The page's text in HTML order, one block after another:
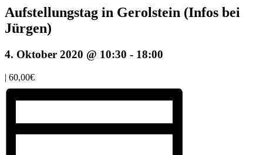
Aufstellungstag in Gerolstein (Infos bei
Jürgen)
4. Oktober 2020 @ 10:30 - 18:00
| 60,00€